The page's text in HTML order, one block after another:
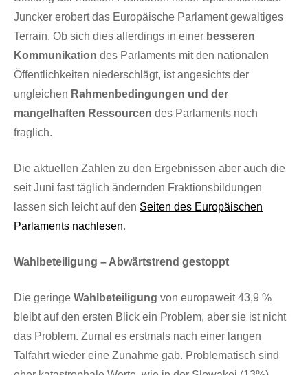
Juncker erobert das Europäische Parlament gewaltiges
Terrain. Ob sich dies allerdings in einer besseren
Kommunikation des Parlaments mit den nationalen
Öffentlichkeiten niederschlägt, ist angesichts der
ungleichen Rahmenbedingungen und der
mangelhaften Ressourcen des Parlaments noch
fraglich.
Die aktuellen Zahlen zu den Ergebnissen aber auch die
seit Juni fast täglich ändernden Fraktionsbildungen
lassen sich leicht auf den Seiten des Europäischen
Parlaments nachlesen.
Wahlbeteiligung – Abwärtstrend gestoppt
Die geringe Wahlbeteiligung von europaweit 43,9 %
bleibt auf den ersten Blick ein Problem, aber sie ist nicht
das Problem. Zumal es erstmals nach einer langen
Talfahrt wieder eine Zunahme gab. Problematisch sind